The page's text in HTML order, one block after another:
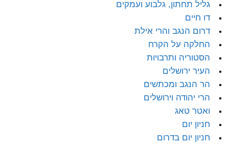
גליל תחתון, גלבוע ועמקים
דו חיים
דרום הנגב והרי אילת
החלקה על הקרח
הסטוריה ותרבויות
העיר ירושלים
הר הנגב ומכתשים
הרי יהודה וירושלים
ואטר טאג
חניון יום
חניון יום בדרום